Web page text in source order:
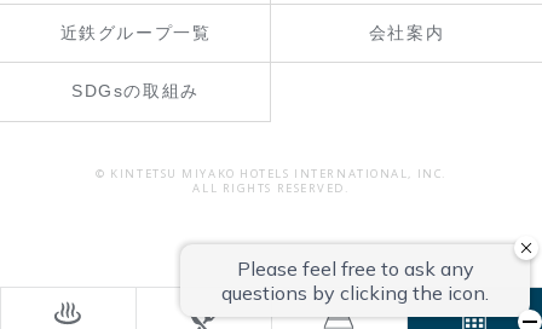
近鉄グループ一覧 会社案内
SDGsの取組み
© KINTETSU MIYAKO HOTELS INTERNATIONAL, INC.
ALL RIGHTS RESERVED.